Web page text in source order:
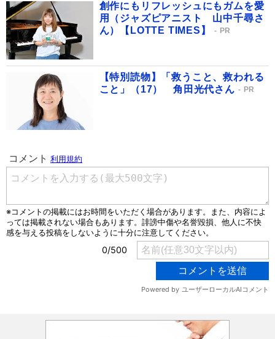
創作にもリフレッシュにもガムを愛
用（ジャズピアニスト 山中千尋さ
ん）【LOTTE TIMES】
PR
【特別読物】「救うこと、救われる
こと」（17） 角田光代さん
PR